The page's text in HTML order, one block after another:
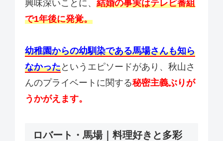
興味深いことに、 結婚の事実はテレビ番組
で1年後に発覚。
幼稚園からの幼馴染である馬場さんも知ら
なかったというエピソードがあり、秋山さ
んのプライベートに関する秘密主義ぶりが
うかがえます。
ロバート・馬場｜料理好きと多彩